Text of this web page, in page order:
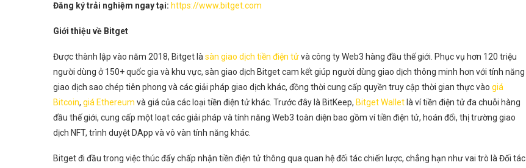
Đăng ký trải nghiệm ngay tại: https://www.bitget.com
Giới thiệu về Bitget
Được thành lập vào năm 2018, Bitget làsàn giao dịch tiền điện tửvà công ty Web3 hàng đầu thế giới. Phục vụ hơn 120 triệu
người dùng ở 150+ quốc gia và khu vực, sàn giao dịch Bitget cam kết giúp người dùng giao dịch thông minh hơn với tính năng
giao dịch sao chép tiên phong và các giải pháp giao dịch khác, đồng thời cung cấp quyền truy cập thời gian thực vào giá
Bitcoin, giá Ethereum và giá của các loại tiền điện tử khác. Trước đây là BitKeep, Bitget Wallet là ví tiền điện tử đa chuỗi hàng
đầu thế giới, cung cấp một loạt các giải pháp và tính năng Web3 toàn diện bao gồm ví tiền điện tử, hoán đổi, thị trường giao
dịch NFT, trình duyệt DApp và vô vàn tính năng khác.
Bitget đi đầu trong việc thúc đẩy chấp nhận tiền điện tử thông qua quan hệ đối tác chiến lược, chẳng hạn như vai trò là Đối tác